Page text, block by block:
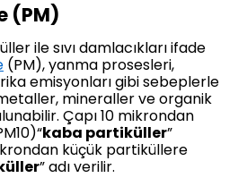
(PM)
ile sıvı damlacıkları ifade
(PM), yanma prosesleri,
emisyonları gibi sebeplerle
mineraller ve organik
Çapı 10 mikrondan
kaba partiküller”
küçük partiküllere
” adı verilir.